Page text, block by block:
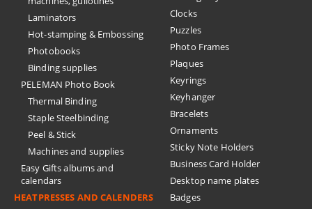
Laminators
Hot-stamping & Embossing
Photobooks
Binding supplies
PELEMAN Photo Book
Thermal Binding
Staple Steelbinding
Peel & Stick
Machines and supplies
Easy Gifts albums and
calendars
HEATPRESSES AND CALENDERS
Clocks
Puzzles
Photo Frames
Plaques
Keyrings
Keyhanger
Bracelets
Ornaments
Sticky Note Holders
Business Card Holder
Desktop name plates
Badges